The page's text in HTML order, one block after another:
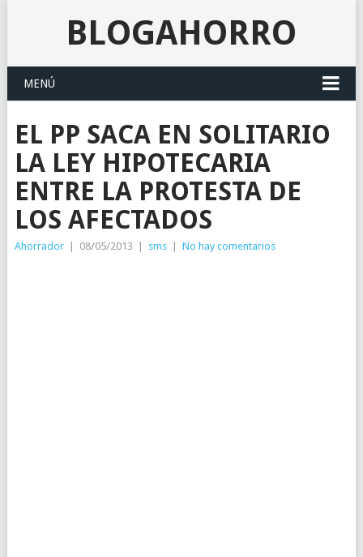
BLOGAHORRO
MENÚ
EL PP SACA EN SOLITARIO
LA LEY HIPOTECARIA
ENTRE LA PROTESTA DE
LOS AFECTADOS
Ahorrador 08/05/2013 sms No hay comentarios